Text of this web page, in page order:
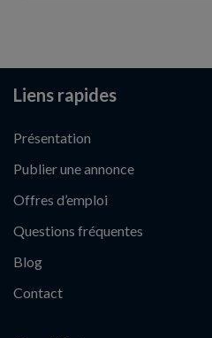
Liens rapides
Présentation
Publier une annonce
Offres d’emploi
Questions fréquentes
Blog
Contact